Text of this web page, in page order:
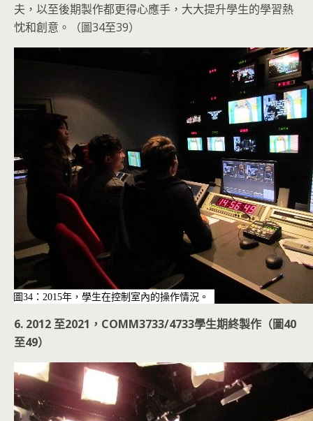
夫，以至後期製作都更得心應手，大大提升學生的學習熱
忱和創意。（圖34至39）
圖34：2015年，學生在控制室內的操作情況。
6. 2012 至2021，COMM3733/4733學生期終製作（圖40
至49）